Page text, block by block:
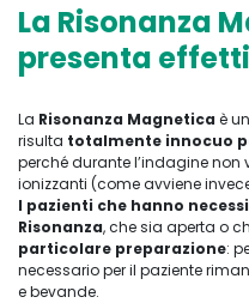
La Risonanza
presenta
La Risonanza Magnetica è un
risulta totalmente innocuo
perché durante l’indagine
ionizzanti (come avviene
I pazienti che hanno
Risonanza, che sia aperta o
particolare preparazione:
necessario per il paziente
e bevande.